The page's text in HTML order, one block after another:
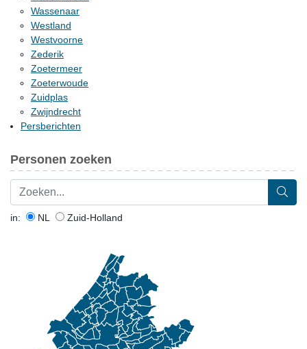
Wassenaar
Westland
Westvoorne
Zederik
Zoetermeer
Zoeterwoude
Zuidplas
Zwijndrecht
Persberichten
Personen zoeken
in: NL Zuid-Holland